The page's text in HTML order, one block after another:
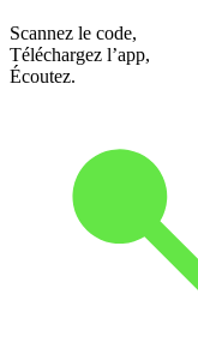
Scannez le code,
Téléchargez l’app,
Écoutez.